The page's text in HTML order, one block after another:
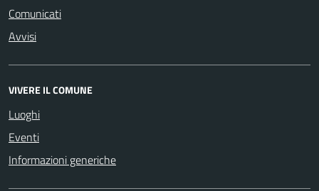
Comunicati
Avvisi
VIVERE IL COMUNE
Luoghi
Eventi
Informazioni generiche